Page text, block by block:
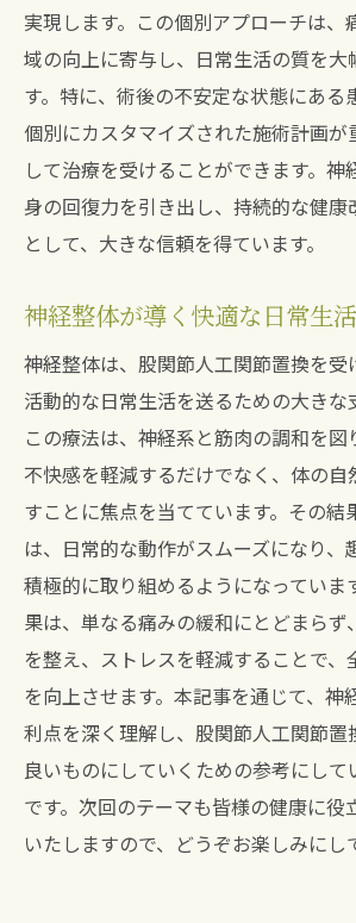
実現します。この個別アプローチは、
域の向上に寄与し、日常生活の質を大
す。特に、術後の不安定な状態にある
個別にカスタマイズされた施術計画が
して治療を受けることができます。神
身の回復力を引き出し、持続的な健康
として、大きな信頼を得ています。
神経整体が導く快適な日常生活
神経整体は、股関節人工関節置換を受
活動的な日常生活を送るための大きな
この療法は、神経系と筋肉の調和を図
不快感を軽減するだけでなく、体の
すことに焦点を当てています。その結
は、日常的な動作がスムーズになり、
積極的に取り組めるようになっていま
果は、単なる痛みの緩和にとどまらず
を整え、ストレスを軽減することで、
を向上させます。本記事を通じて、神
利点を深く理解し、股関節人工関節置
良いものにしていくための参考にして
です。次回のテーマも皆様の健康に役
いたしますので、どうぞお楽しみにし